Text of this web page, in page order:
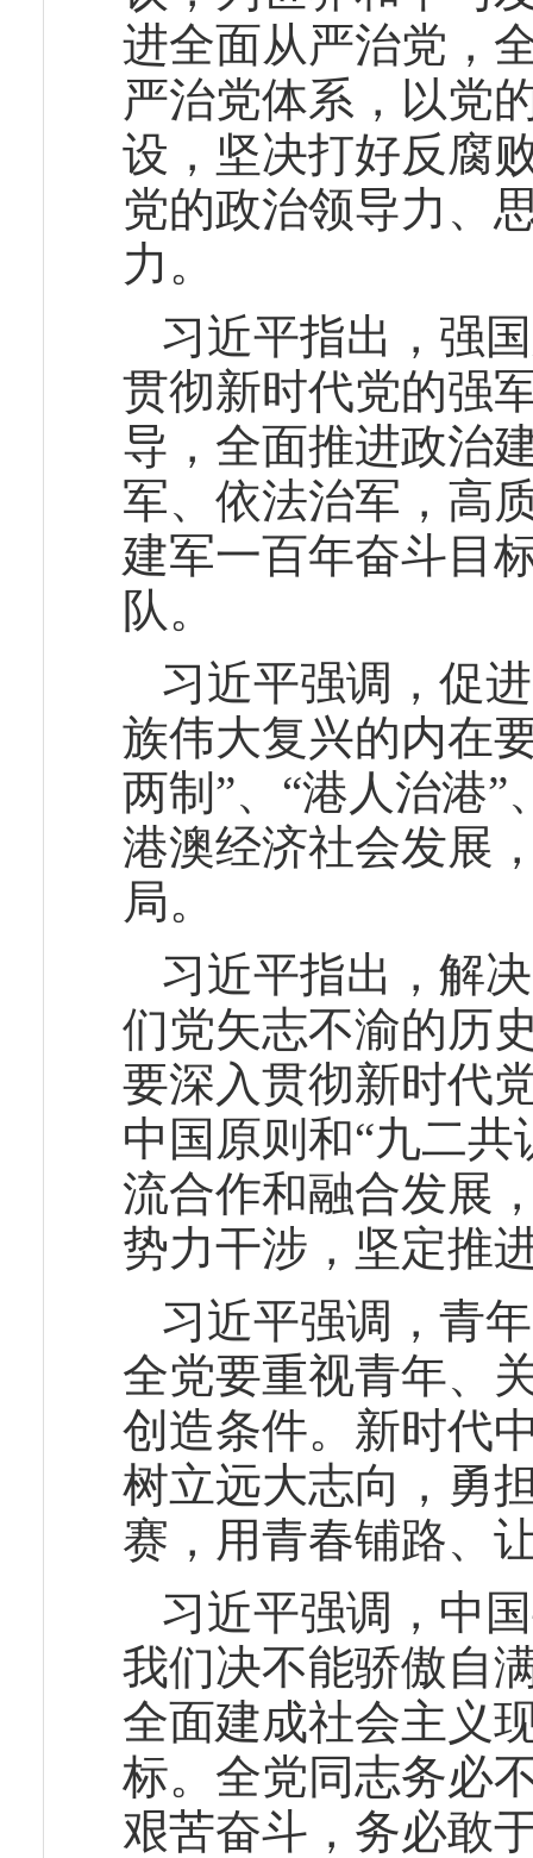
进全面从严治党，
严治党体系，以党
设，坚决打好反腐
党的政治领导力、
力。
习近平指出，强
贯彻新时代党的强
导，全面推进政治
军、依法治军，高
建军一百年奋斗目
队。
习近平强调，促
族伟大复兴的内在
两制”、“港人治港
港澳经济社会发展
局。
习近平指出，解
们党矢志不渝的历
要深入贯彻新时代
中国原则和“九二
流合作和融合发展
势力干涉，坚定推
习近平强调，青
全党要重视青年、
创造条件。新时代
树立远大志向，勇
赛，用青春铺路、
习近平强调，中
我们决不能骄傲自
全面建成社会主义
标。全党同志务必
艰苦奋斗，务必敢